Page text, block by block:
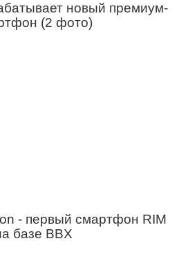
новый премиум-
(2 фото)
- первый смартфон RIM
базе BBX